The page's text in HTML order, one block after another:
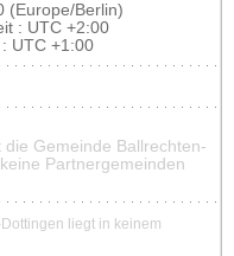
(Europe/Berlin)
: UTC +2:00
UTC +1:00
die Gemeinde Ballrechten-
Partnergemeinden
liegt in keinem